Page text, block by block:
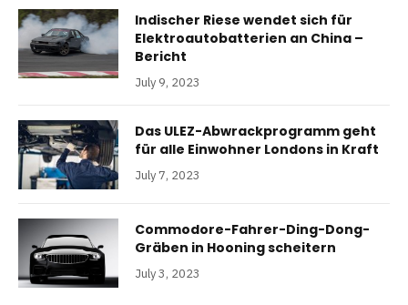
Indischer Riese wendet sich für
Elektroautobatterien an China –
Bericht
July 9, 2023
Das ULEZ-Abwrackprogramm geht
für alle Einwohner Londons in Kraft
July 7, 2023
Commodore-Fahrer-Ding-Dong-
Gräben in Hooning scheitern
July 3, 2023